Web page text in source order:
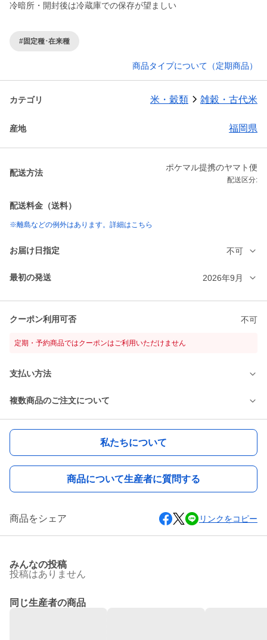
冷暗所・開封後は冷蔵庫での保存が望ましい
#固定種･在来種
商品タイプについて（定期商品）
カテゴリ 米・穀類 雑穀・古代米
産地 福岡県
配送方法
ポケマル提携のヤマト便
配送区分:
配送料金（送料）
※離島などの例外はあります。詳細はこちら
お届け日指定 不可
最初の発送 2026年9月
クーポン利用可否 不可
定期・予約商品ではクーポンはご利用いただけません
支払い方法
複数商品のご注文について
私たちについて
商品について生産者に質問する
商品をシェア リンクをコピー
みんなの投稿
投稿はありません
同じ生産者の商品